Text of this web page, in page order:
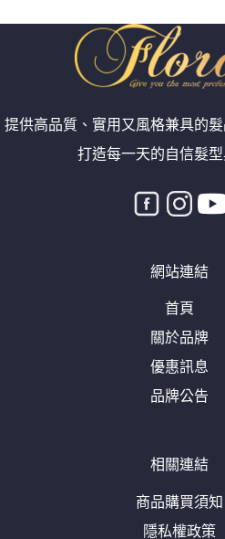
到
NT$600
提供高品質、實用又風格兼具的
打造每一天的自信髮型
網站連結
首頁
關於品牌
優惠訊息
品牌公告
相關連結
商品購買須知
隱私權政策